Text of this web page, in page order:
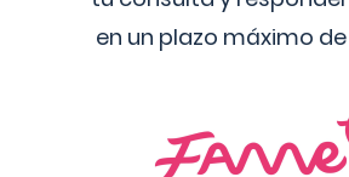
en un plazo máximo